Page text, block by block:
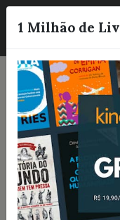
1 Milhão de